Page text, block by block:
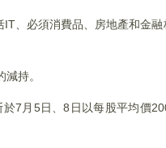
、必須消費品、房地產和金
持。
7月5日、8日以每股平均價